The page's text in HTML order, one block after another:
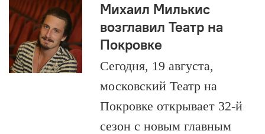
Михаил Милькис
возглавил Театр на
Покровке
Сегодня, 19 августа,
московский Театр на
Покровке открывает 32-й
сезон с новым главным